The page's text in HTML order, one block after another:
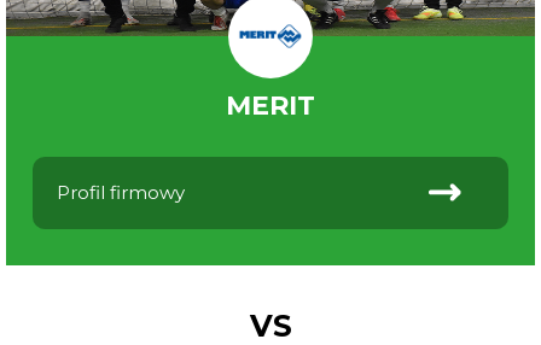
MERIT
Profil firmowy
VS